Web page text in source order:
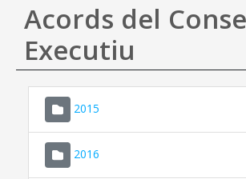
Acords del
Executiu
2015
2016